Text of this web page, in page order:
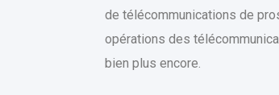
de télécommunications de
opérations des
bien plus encore.